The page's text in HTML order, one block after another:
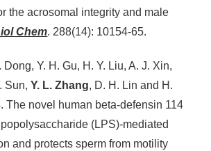
the acrosomal integrity and male
Chem. 288(14): 10154-65.
Dong, Y. H. Gu, H. Y. Liu, A. J. Xin,
Sun,Y. L. Zhang, D. H. Lin and H.
. The novel human beta-defensin 114
(LPS)-mediated
and protects sperm from motility